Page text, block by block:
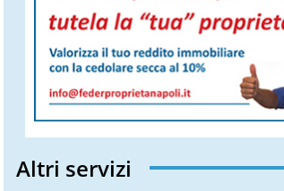
Altri servizi